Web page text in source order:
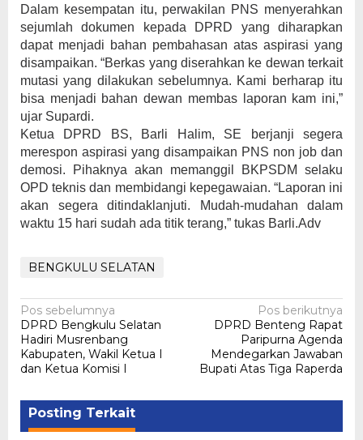
Dalam kesempatan itu, perwakilan PNS menyerahkan
sejumlah dokumen kepada DPRD yang diharapkan
dapat menjadi bahan pembahasan atas aspirasi yang
disampaikan. “Berkas yang diserahkan ke dewan terkait
mutasi yang dilakukan sebelumnya. Kami berharap itu
bisa menjadi bahan dewan membas laporan kam ini,”
ujar Supardi.
Ketua DPRD BS, Barli Halim, SE berjanji segera
merespon aspirasi yang disampaikan PNS non job dan
demosi. Pihaknya akan memanggil BKPSDM selaku
OPD teknis dan membidangi kepegawaian. “Laporan ini
akan segera ditindaklanjuti. Mudah-mudahan dalam
waktu 15 hari sudah ada titik terang,” tukas Barli.Adv
BENGKULU SELATAN
Navigasi
pos
Pos sebelumnya
DPRD Bengkulu Selatan
Hadiri Musrenbang
Kabupaten, Wakil Ketua I
dan Ketua Komisi I
Pos berikutnya
DPRD Benteng Rapat
Paripurna Agenda
Mendegarkan Jawaban
Bupati Atas Tiga Raperda
Posting Terkait